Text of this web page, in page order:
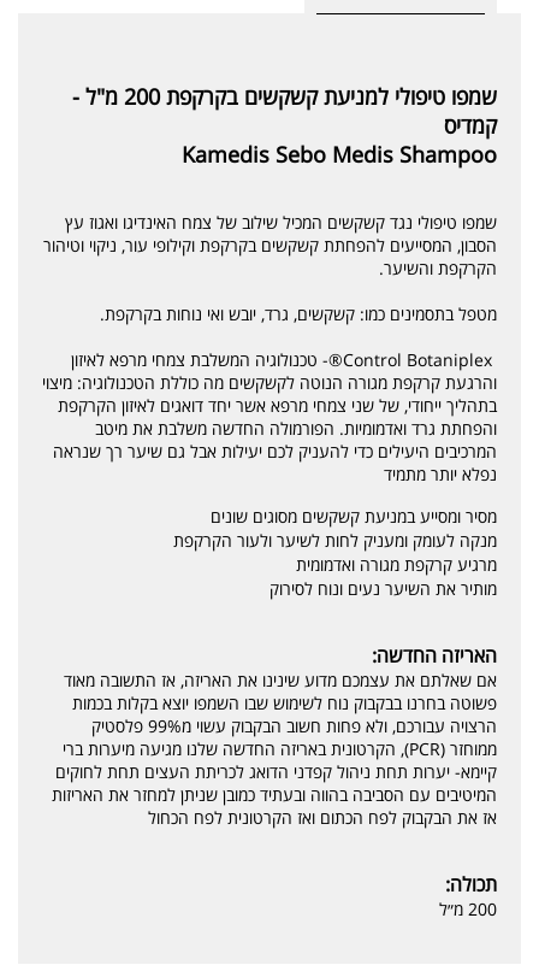
שמפו טיפולי למניעת קשקשים בקרקפת 200 מ"ל -
קמדיס
Kamedis Sebo Medis Shampoo
שמפו טיפולי נגד קשקשים המכיל שילוב של צמח האינדיגו ואגוז עץ
הסבון, המסייעים להפחתת קשקשים בקרקפת וקילופי עור, ניקוי וטיהור
הקרקפת והשיער.
מטפל בתסמינים כמו: קשקשים, גרד, יובש ואי נוחות בקרקפת.
Control Botaniplex®- טכנולוגיה המשלבת צמחי מרפא לאיזון
והרגעת קרקפת מגורה הנוטה לקשקשים מה כוללת הטכנולוגיה: מיצוי
בתהליך ייחודי, של שני צמחי מרפא אשר יחד דואגים לאיזון הקרקפת
והפחתת גרד ואדמומיות. הפורמולה החדשה משלבת את מיטב
המרכיבים היעילים כדי להעניק לכם יעילות אבל גם שיער רך שנראה
נפלא יותר מתמיד
מסיר ומסייע במניעת קשקשים מסוגים שונים
מנקה לעומק ומעניק לחות לשיער ולעור הקרקפת
מרגיע קרקפת מגורה ואדמומית
מותיר את השיער נעים ונוח לסירוק
האריזה החדשה:
אם שאלתם את עצמכם מדוע שינינו את האריזה, אז התשובה מאוד
פשוטה בחרנו בבקבוק נוח לשימוש שבו השמפו יוצא בקלות בכמות
הרצויה עבורכם, ולא פחות חשוב הבקבוק עשוי מ99% פלסטיק
ממוחזר (PCR), הקרטונית באריזה החדשה שלנו מגיעה מיערות ברי
קיימא- יערות תחת ניהול קפדני הדואג לכריתת העצים תחת לחוקים
המיטיבים עם הסביבה בהווה ובעתיד כמובן שניתן למחזר את האריזות
אז את הבקבוק לפח הכתום ואז הקרטונית לפח הכחול
תכולה:
200 מ״ל